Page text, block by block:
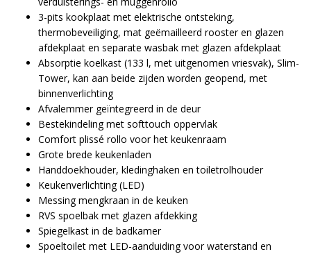
3-pits kookplaat met elektrische ontsteking,
thermobeveiliging, mat geëmailleerd rooster en glazen
afdekplaat en separate wasbak met glazen afdekplaat
Absorptie koelkast (133 l, met uitgenomen vriesvak), Slim-
Tower, kan aan beide zijden worden geopend, met
binnenverlichting
Afvalemmer geïntegreerd in de deur
Bestekindeling met softtouch oppervlak
Comfort plissé rollo voor het keukenraam
Grote brede keukenladen
Handdoekhouder, kledinghaken en toiletrolhouder
Keukenverlichting (LED)
Messing mengkraan in de keuken
RVS spoelbak met glazen afdekking
Spiegelkast in de badkamer
Spoeltoilet met LED-aanduiding voor waterstand en